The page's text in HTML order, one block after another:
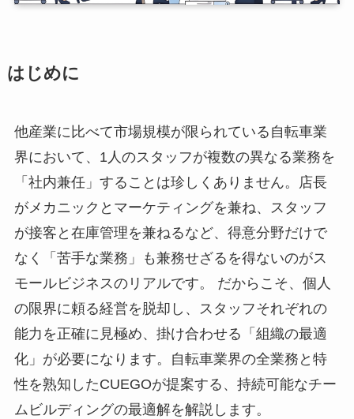
はじめに
他産業に比べて市場規模が限られている自転車業
界において、1人のスタッフが複数の異なる業務を
「社内兼任」することは珍しくありません。店長
がメカニックとマーケティングを兼ね、スタッフ
が接客と在庫管理を兼ねるなど、得意分野だけで
なく「苦手な業務」も兼務せざるを得ないのがス
モールビジネスのリアルです。 だからこそ、個人
の限界に頼る経営を脱却し、スタッフそれぞれの
能力を正確に見極め、掛け合わせる「組織の最適
化」が必要になります。自転車業界の全業務と特
性を熟知したCUEGOが提案する、持続可能なチー
ムビルディングの最適解を解説します。